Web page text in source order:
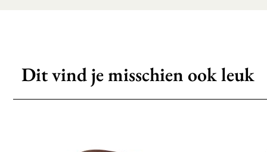
Dit vind je misschien ook leuk